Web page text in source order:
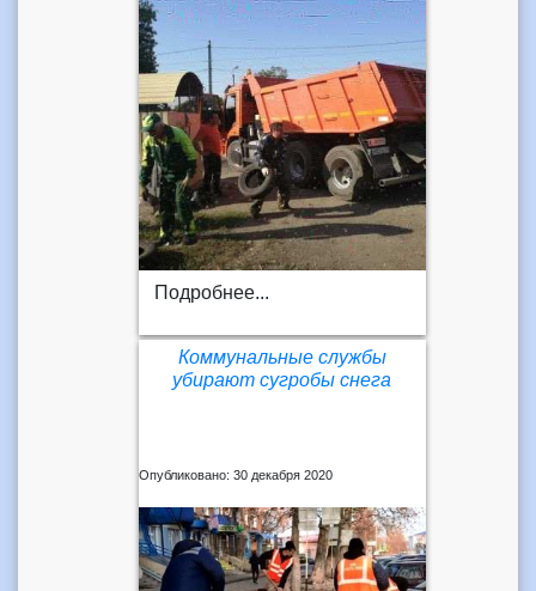
Подробнее...
Коммунальные службы
убирают сугробы снега
Опубликовано: 30 декабря 2020